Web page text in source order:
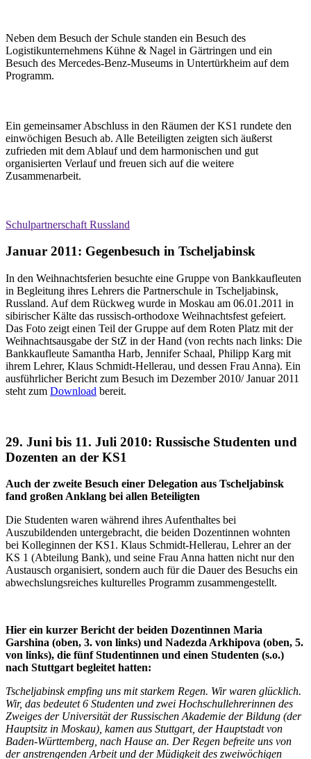
Neben dem Besuch der Schule standen ein Besuch des
Logistikunternehmens Kühne & Nagel in Gärtringen und ein
Besuch des Mercedes-Benz-Museums in Untertürkheim auf dem
Programm.
Ein gemeinsamer Abschluss in den Räumen der KS1 rundete den
einwöchigen Besuch ab. Alle Beteiligten zeigten sich äußerst
zufrieden mit dem Ablauf und dem harmonischen und gut
organisierten Verlauf und freuen sich auf die weitere
Zusammenarbeit.
Schulpartnerschaft Russland
Januar 2011: Gegenbesuch in Tscheljabinsk
In den Weihnachtsferien besuchte eine Gruppe von Bankkaufleuten
in Begleitung ihres Lehrers die Partnerschule in Tscheljabinsk,
Russland. Auf dem Rückweg wurde in Moskau am 06.01.2011 in
sibirischer Kälte das russisch-orthodoxe Weihnachtsfest gefeiert.
Das Foto zeigt einen Teil der Gruppe auf dem Roten Platz mit der
Weihnachtsausgabe der StZ in der Hand (von rechts nach links: Die
Bankkaufleute Samantha Harb, Jennifer Schaal, Philipp Karg mit
ihrem Lehrer, Klaus Schmidt-Hellerau, und dessen Frau Anna). Ein
ausführlicher Bericht zum Besuch im Dezember 2010/ Januar 2011
steht zum Download bereit.
29. Juni bis 11. Juli 2010: Russische Studenten und
Dozenten an der KS1
Auch der zweite Besuch einer Delegation aus Tscheljabinsk
fand großen Anklang bei allen Beteiligten
Die Studenten waren während ihres Aufenthaltes bei
Auszubildenden untergebracht, die beiden Dozentinnen wohnten
bei Kolleginnen der KS1. Klaus Schmidt-Hellerau, Lehrer an der
KS 1 (Abteilung Bank), und seine Frau Anna hatten nicht nur den
Austausch organisiert, sondern auch für die Dauer des Besuchs ein
abwechslungsreiches kulturelles Programm zusammengestellt.
Hier ein kurzer Bericht der beiden Dozentinnen Maria
Garshina (oben, 3. von links) und Nadezda Arkhipova (oben, 5.
von links), die fünf Studentinnen und einen Studenten (s.o.)
nach Stuttgart begleitet hatten:
Tscheljabinsk empfing uns mit starkem Regen. Wir waren glücklich.
Wir, das bedeutet 6 Studenten und zwei Hochschullehrerinnen des
Zweiges der Universität der Russischen Akademie der Bildung (der
Hauptsitz in Moskau), kamen aus Stuttgart, der Hauptstadt von
Baden-Württemberg, nach Hause an. Der Regen befreite uns von
der anstrengenden Arbeit und der Müdigkeit des zweiwöchigen